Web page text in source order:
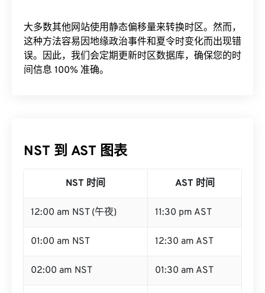
大多数其他网站使用静态偏移量来转换时区。然而，
这种方法容易因地缘政治事件和夏令时变化而出现错
误。因此，我们会定期更新时区数据库，确保您的时
间信息 100% 准确。
NST 到 AST 图表
NST 时间 AST 时间
12:00 am NST (午夜) 11:30 pm AST
01:00 am NST 12:30 am AST
02:00 am NST 01:30 am AST